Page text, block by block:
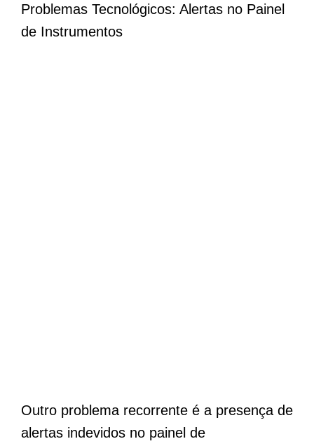
Problemas Tecnológicos: Alertas no Painel
de Instrumentos
Outro problema recorrente é a presença de
alertas indevidos no painel de